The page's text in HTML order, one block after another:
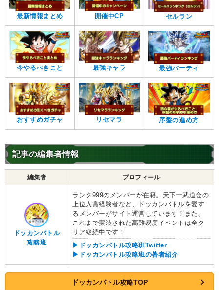
最新情報まとめ 開催中CP セルラン
今やるべきこと 最強キャラ 最強パーティ
おすすめガチャ リセマラ 序盤の進め方
記事の編集者情報
編集者 プロフィール
ドッカンバトル
攻略班
ランク999のメンバーが在籍。天下一武道会の
上位入賞経験者など、ドッカンバトルを愛す
るメンバーがサイト運営しています！また、
これまで実装された高難易度イベントは全ク
リア継続中です！
▶ドッカンバトル攻略班Twitter
▶ドッカンバトル攻略班の著者紹介
ドッカンバトル攻略TOP